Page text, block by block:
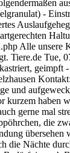
-
Alle
Tiere.de Tue,
geimpft
und
kurzem
gerne mal
die
die Nächte